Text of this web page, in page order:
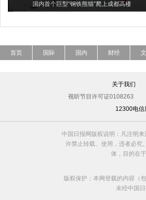
国内首个巨型“钢铁熊猫”爬上成都高楼
首页 国际 国内 财经
关于我们
视听节目许可证0108263
12300电信
中国日报网版权说明：凡注明
许禁止转载、使用，违者必究
体，目的在
版权保护：本网登载的内容（
未经中国